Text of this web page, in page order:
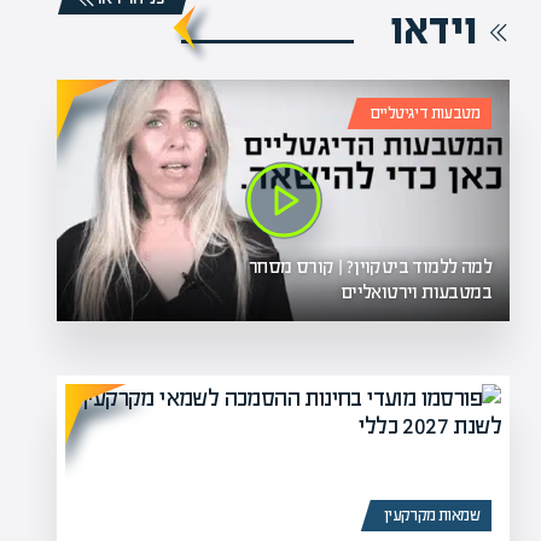
וידאו
מטבעות דיגיטליים
למה ללמוד ביטקוין? | קורס מסחר
במטבעות וירטואליים
שמאות מקרקעין